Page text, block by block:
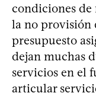
condiciones
la no provisión
presupuesto
dejan muchas
servicios en el
articular